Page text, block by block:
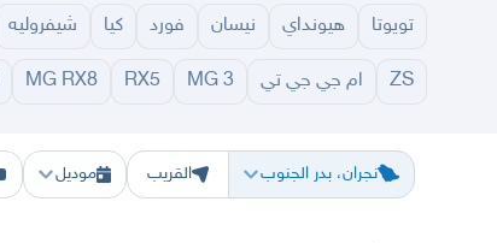
تويوتا هيونداي نيسان فورد كيا شيفروليه
ZS ام جي جي تي MG 3
RX5
MG RX8
نجران، بدر الجنوب
الرياض الشرقيه جده حفر الباطن المدينةالطايف القصيم
القريب موديل